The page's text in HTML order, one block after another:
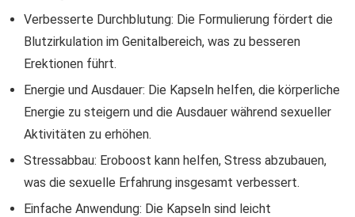
Verbesserte Durchblutung: Die Formulierung fördert die
Blutzirkulation im Genitalbereich, was zu besseren
Erektionen führt.
Energie und Ausdauer: Die Kapseln helfen, die körperliche
Energie zu steigern und die Ausdauer während sexueller
Aktivitäten zu erhöhen.
Stressabbau: Eroboost kann helfen, Stress abzubauen,
was die sexuelle Erfahrung insgesamt verbessert.
Einfache Anwendung: Die Kapseln sind leicht